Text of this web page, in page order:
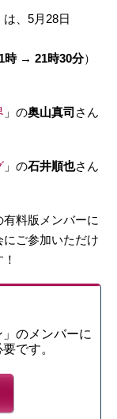
は、5月28日
時 → 21時30分）
」の奥山真司 さん
」の石井順也さん
有料版メンバーに
ご参加いただけ
のメンバーに
です。